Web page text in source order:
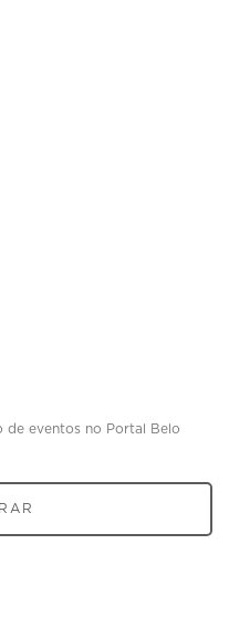
de eventos no Portal Belo